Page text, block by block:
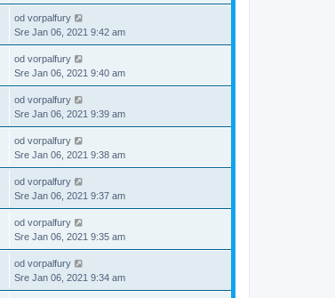
od vorpalfury
Sre Jan 06, 2021 9:42 am
od vorpalfury
Sre Jan 06, 2021 9:40 am
od vorpalfury
Sre Jan 06, 2021 9:39 am
od vorpalfury
Sre Jan 06, 2021 9:38 am
od vorpalfury
Sre Jan 06, 2021 9:37 am
od vorpalfury
Sre Jan 06, 2021 9:35 am
od vorpalfury
Sre Jan 06, 2021 9:34 am